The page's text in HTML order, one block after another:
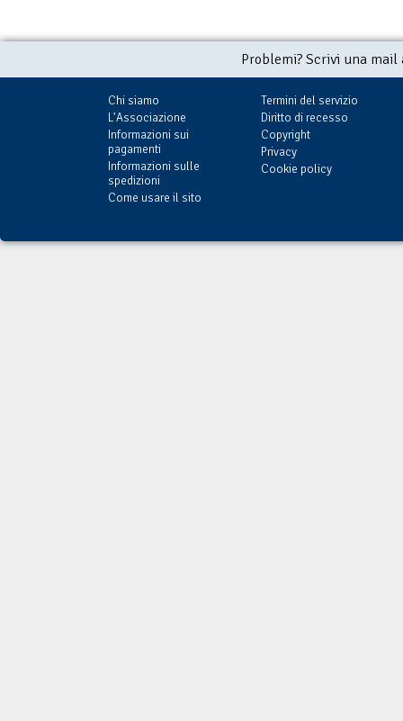
Problemi? Scrivi una
Chi siamo
L'Associazione
Informazioni sui
pagamenti
Informazioni sulle
spedizioni
Come usare il sito
Termini del servizio
Diritto di recesso
Copyright
Privacy
Cookie policy